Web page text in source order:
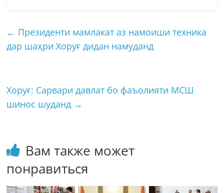
← Президенти мамлакат аз намоиши техника
дар шаҳри Хоруғ дидан намуданд
Хоруғ: Сарвари давлат бо фаъолияти МСШ
шинос шуданд →
Вам также может
понравиться